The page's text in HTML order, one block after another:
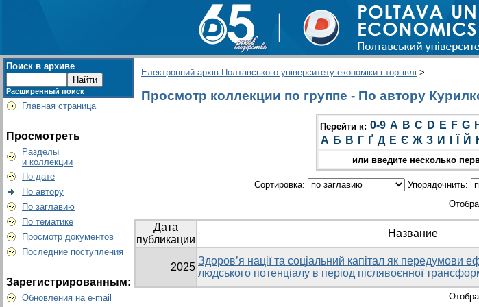
Поиск в архиве
Расширенный поиск
Главная страница
Просмотреть
Разделы
и коллекции
По дате
По автору
По заглавию
По тематике
Просмотр документов
Последние поступления
Зарегистрированным:
Обновления на e-mail
Електронний архів Полтавського університету економіки і торгівлі >
Просмотр коллекции по группе - По автору
Перейти к: 0-9 A B C D E F G
А Б В Г Ґ Д Е Є Ж З И Й
или введите несколько
Сортировка: Упорядочнить:
Дата
публикации
Название
2025
Здоров’я нації та соціальний капітал як передумови
людського потенціалу в період післявоєнної